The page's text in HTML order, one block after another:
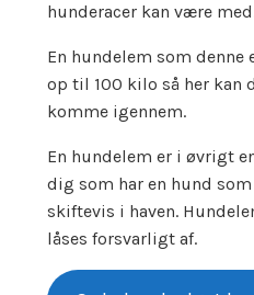
hunderacer kan være
En hundelem som
op til 100 kilo så her kan
komme igennem.
En hundelem er i øvrigt
dig som har en hund
skiftevis i haven.
låses forsvarligt af.